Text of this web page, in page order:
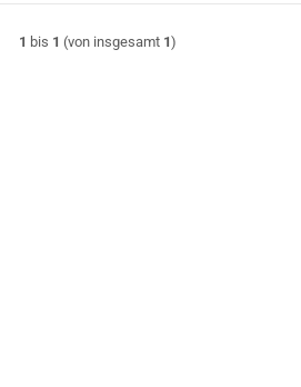
1 bis 1 (von insgesamt 1)